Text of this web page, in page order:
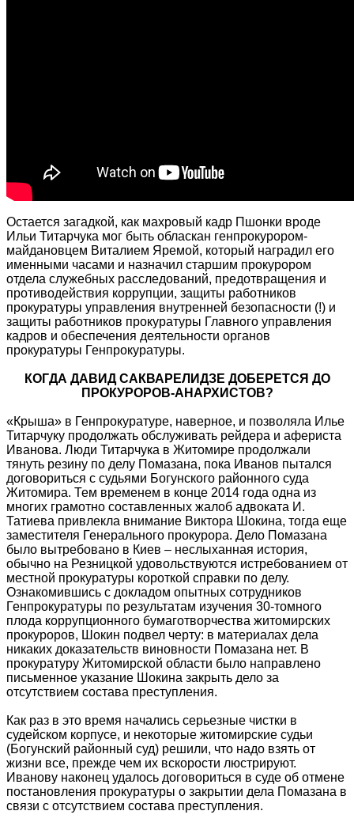
Остается загадкой, как махровый кадр Пшонки вроде
Ильи Титарчука мог быть обласкан генпрокурором-
майдановцем Виталием Яремой, который наградил его
именными часами и назначил старшим прокурором
отдела служебных расследований, предотвращения и
противодействия коррупции, защиты работников
прокуратуры управления внутренней безопасности (!) и
защиты работников прокуратуры Главного управления
кадров и обеспечения деятельности органов
прокуратуры Генпрокуратуры.
КОГДА ДАВИД САКВАРЕЛИДЗЕ ДОБЕРЕТСЯ ДО
ПРОКУРОРОВ-АНАРХИСТОВ?
«Крыша» в Генпрокуратуре, наверное, и позволяла Илье
Титарчуку продолжать обслуживать рейдера и афериста
Иванова. Люди Титарчука в Житомире продолжали
тянуть резину по делу Помазана, пока Иванов пытался
договориться с судьями Богунского районного суда
Житомира. Тем временем в конце 2014 года одна из
многих грамотно составленных жалоб адвоката И.
Татиева привлекла внимание Виктора Шокина, тогда еще
заместителя Генерального прокурора. Дело Помазана
было вытребовано в Киев – неслыханная история,
обычно на Резницкой удовольствуются истребованием от
местной прокуратуры короткой справки по делу.
Ознакомившись с докладом опытных сотрудников
Генпрокуратуры по результатам изучения 30-томного
плода коррупционного бумаготворчества житомирских
прокуроров, Шокин подвел черту: в материалах дела
никаких доказательств виновности Помазана нет. В
прокуратуру Житомирской области было направлено
письменное указание Шокина закрыть дело за
отсутствием состава преступления.
Как раз в это время начались серьезные чистки в
судейском корпусе, и некоторые житомирские судьи
(Богунский районный суд) решили, что надо взять от
жизни все, прежде чем их вскорости люстрируют.
Иванову наконец удалось договориться в суде об отмене
постановления прокуратуры о закрытии дела Помазана в
связи с отсутствием состава преступления.